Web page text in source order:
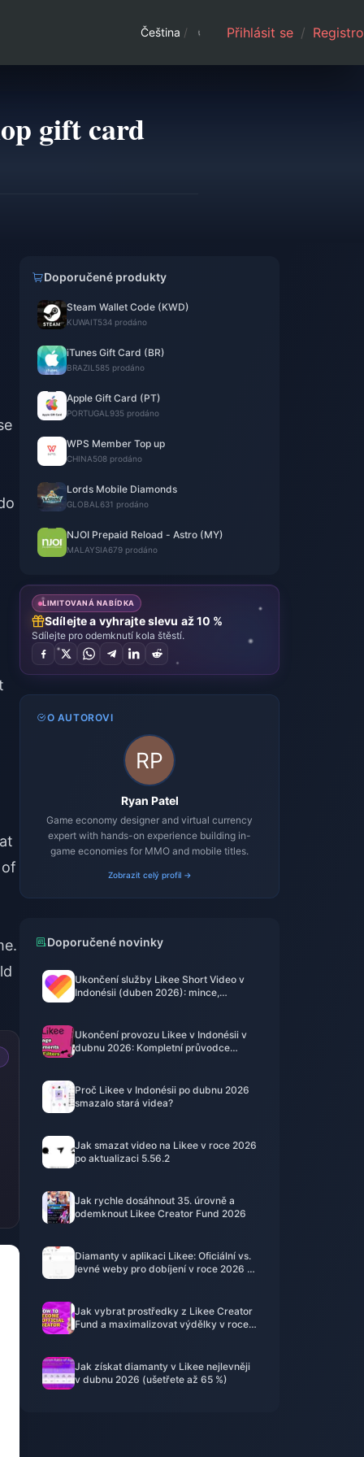
Čeština / Přihlásit se /
gift card
Doporučené produkty
Steam Wallet Code (KWD)
KUWAIT534 prodáno
iTunes Gift Card (BR)
BRAZIL 585 prodáno
Apple Gift Card (PT)
PORTUGAL 935 prodáno
WPS Member Top up
CHINA508 prodáno
Lords Mobile Diamonds
GLOBAL 631 prodáno
NJOI Prepaid Reload - Astro (MY)
MALAYSIA679 prodáno
LIMITOVANÁ NABÍDKA
Sdílejte a vyhrajte slevu až 10 %
Sdílejte pro odemknutí kola štěstí.
O AUTOROVI
Ryan Patel
Game economy designer and virtual currency
expert with hands-on experience building in-
game economies for MMO and mobile titles.
Zobrazit celý profil →
Doporučené novinky
Ukončení služby Likee Short Video v
Indonésii (duben 2026): mince,
Ukončení provozu Likee v Indonésii v
dubnu 2026: Kompletní průvodce
Proč Likee v Indonésii po dubnu 2026
smazalo stará videa?
Jak smazat video na Likee v roce 2026
po aktualizaci 5.56.2
Jak rychle dosáhnout 35. úrovně a
odemknout Likee Creator Fund 2026
Diamanty v aplikaci Likee: Oficiální vs.
levné weby pro dobíjení v roce 2026 –
Jak vybrat prostředky z Likee Creator
Fund a maximalizovat výdělky v roce
Jak získat diamanty v Likee nejlevněji
v dubnu 2026 (ušetřete až 65 %)